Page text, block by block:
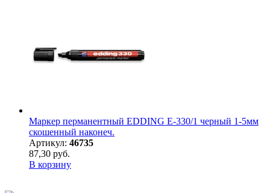
Маркер перманентный EDDING E-330/1 черный 1-5мм
скошенный наконеч.
Артикул: 46735
87,30 руб.
В корзину